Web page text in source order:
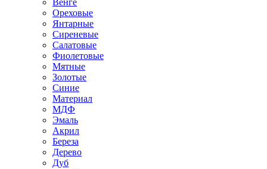
Венге
Ореховые
Янтарные
Сиреневые
Салатовые
Фиолетовые
Мятные
Золотые
Синие
Материал
МДФ
Эмаль
Акрил
Береза
Дерево
Дуб